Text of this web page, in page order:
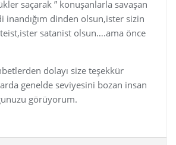
saçarak ” konuşanlarla savaşan
dinden olsun,ister sizin
satanist olsun….ama önce
dolayı size teşekkür
genelde seviyesini bozan insan
görüyorum.